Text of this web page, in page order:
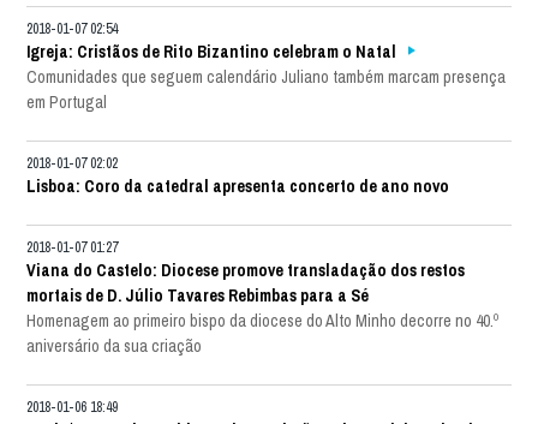
2018-01-07 02:54
Igreja: Cristãos de Rito Bizantino celebram o Natal
Comunidades que seguem calendário Juliano também marcam presença
em Portugal
2018-01-07 02:02
Lisboa: Coro da catedral apresenta concerto de ano novo
2018-01-07 01:27
Viana do Castelo: Diocese promove transladação dos restos
mortais de D. Júlio Tavares Rebimbas para a Sé
Homenagem ao primeiro bispo da diocese do Alto Minho decorre no 40.º
aniversário da sua criação
2018-01-06 18:49